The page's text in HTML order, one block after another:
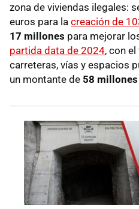
zona de viviendas ilegales:
euros para la creación de
17 millones para mejorar
partida data de 2024, con
carreteras, vías y espacios
un montante de 58